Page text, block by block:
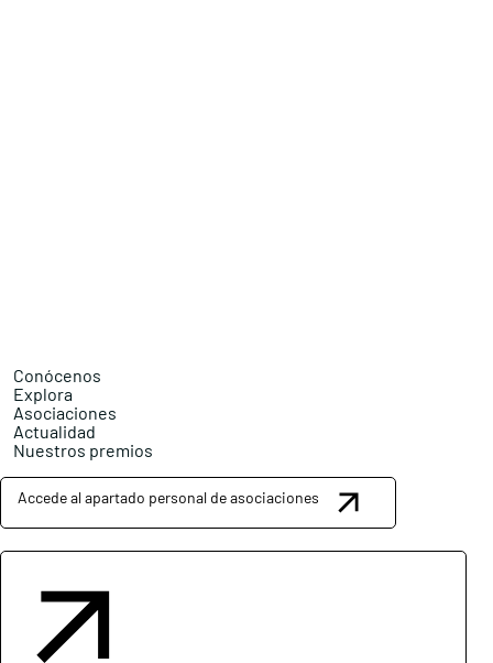
Conócenos
Explora
Asociaciones
Actualidad
Nuestros premios
Accede al apartado personal de asociaciones